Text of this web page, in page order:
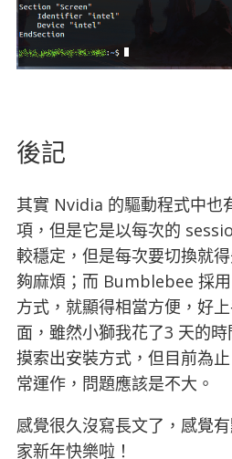
後記
其實 Nvidia 的驅動程式中也
項，但是它是以每次的
較穩定，但是每次要切換就
夠麻煩；而 Bumblebee 採
方式，就顯得相當方便，好
面，雖然小獅我花了3 天的
摸索出安裝方式，但目前為
常運作，問題應該是不大。
感覺很久沒寫長文了，感覺
家新年快樂啦！